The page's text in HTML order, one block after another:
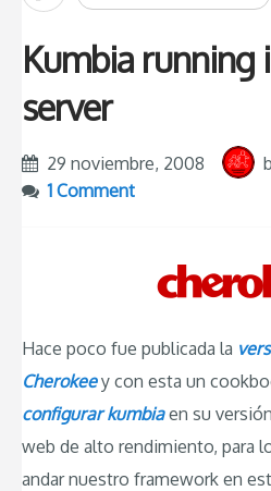
Kumbia running
server
29 noviembre, 2008
1 Comment
Hace poco fue publicada la
Cherokeey con esta un
configurar kumbiaen su
web de alto rendimiento, para
andar nuestro framework en